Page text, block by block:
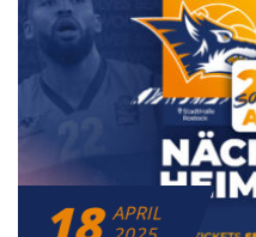
APRIL